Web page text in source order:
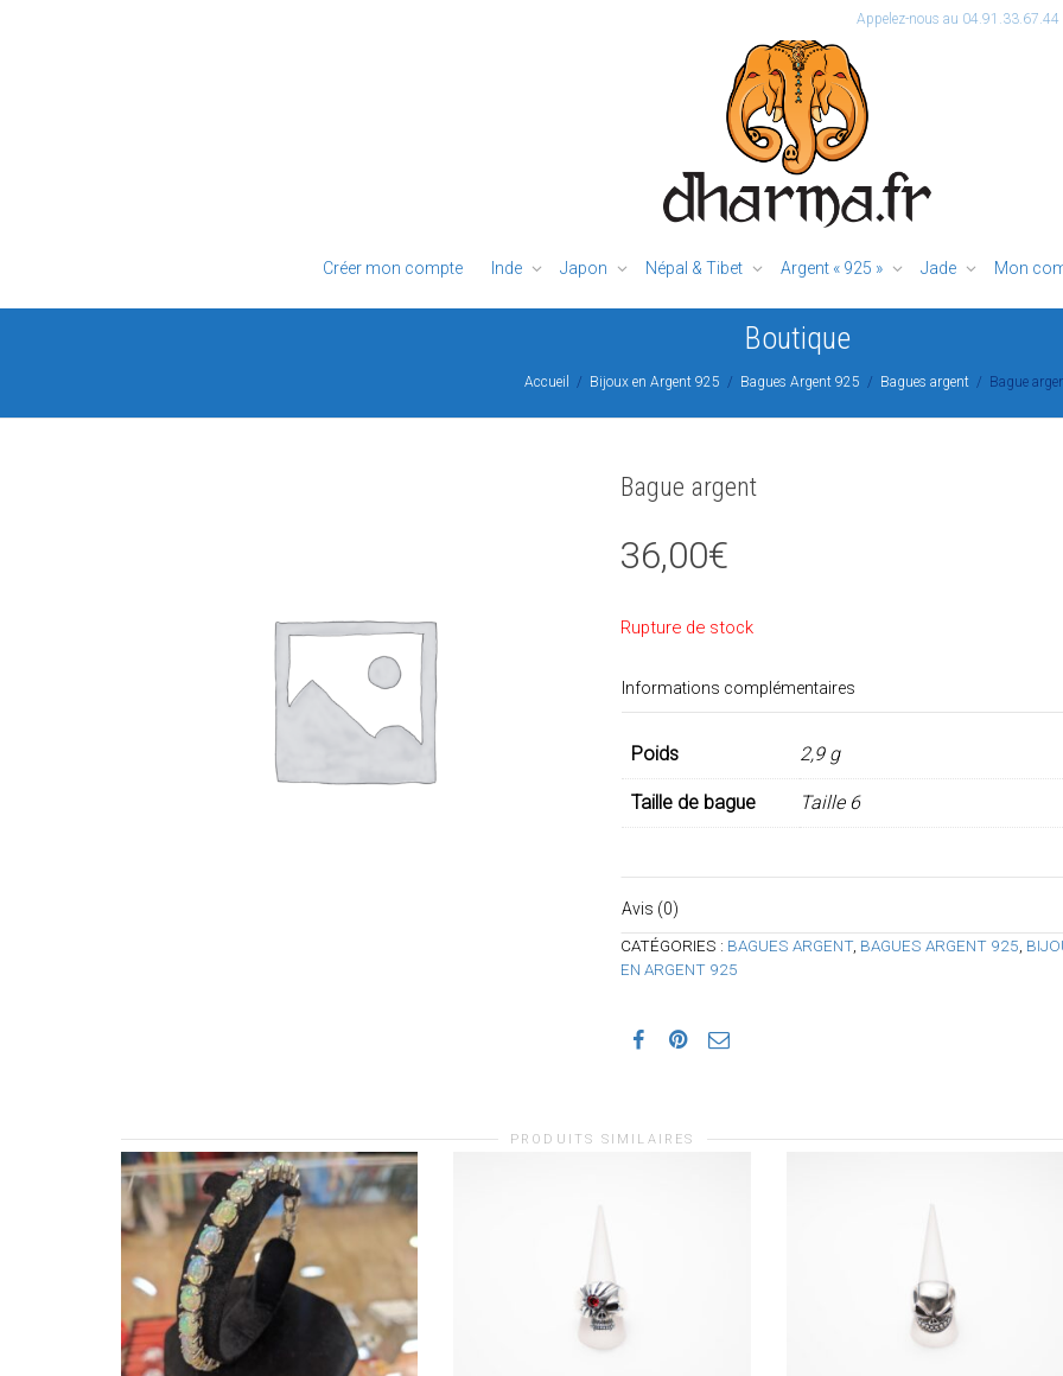
Appelez-nous au
Créer mon compte Inde Japon Népal & Tibet Argent « 925 » Jade Mon
Boutique
Accueil Bijoux en Argent 925 Bagues Argent 925 Bagues argent Bague
Bague argent
36,00€
Rupture de stock
Informations complémentaires
Poids 2,9 g
Taille de bague Taille 6
Avis (0)
CATÉGORIES : BAGUES ARGENT, BAGUES ARGENT 925
EN ARGENT 925
PRODUITS SIMILAIRES